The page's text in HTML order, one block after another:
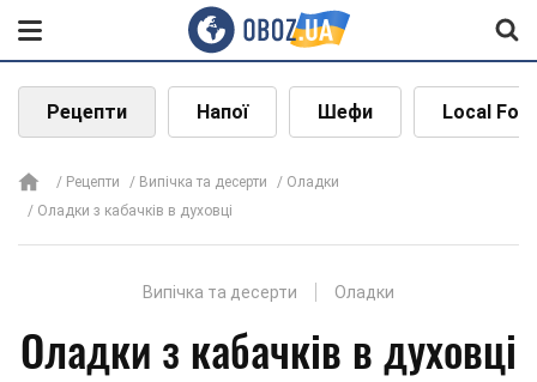
Рецепти Напої Шефи Local
Рецепти Випічка та десерти
Оладки
Оладки з кабачків в духовці
Випічка та десерти Оладки
Оладки з кабачків в духовці